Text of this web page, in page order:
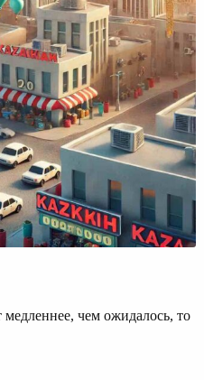
чем ожидалось, то